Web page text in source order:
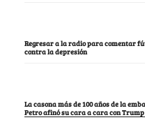
Regresar a la radio para comentar
contra la depresión
La casona más de 100 años de la
Petro afinó su cara a cara con Trump